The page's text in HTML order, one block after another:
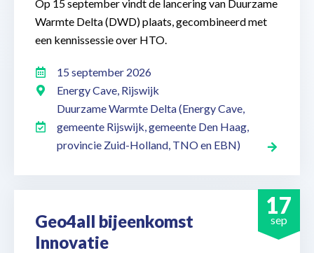
Op 15 september vindt de lancering van Duurzame
Warmte Delta (DWD) plaats, gecombineerd met
een kennissessie over HTO.
15 september 2026
Energy Cave, Rijswijk
Duurzame Warmte Delta (Energy Cave,
gemeente Rijswijk, gemeente Den Haag,
provincie Zuid-Holland, TNO en EBN)
17
sep
Geo4all bijeenkomst
Innovatie